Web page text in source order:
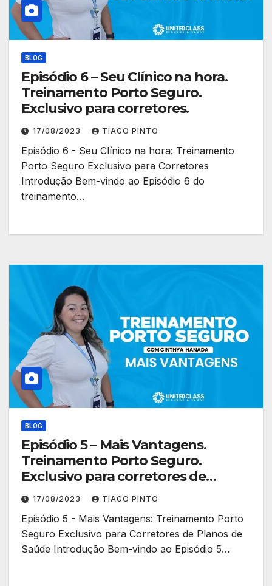
BLOG
Episódio 6 – Seu Clínico na hora.
Treinamento Porto Seguro.
Exclusivo para corretores.
17/08/2023 TIAGO PINTO
Episódio 6 - Seu Clínico na hora: Treinamento
Porto Seguro Exclusivo para Corretores
Introdução Bem-vindo ao Episódio 6 do
treinamento…
BLOG
Episódio 5 – Mais Vantagens.
Treinamento Porto Seguro.
Exclusivo para corretores de
planos de saúde.
17/08/2023 TIAGO PINTO
Episódio 5 - Mais Vantagens: Treinamento Porto
Seguro Exclusivo para Corretores de Planos de
Saúde Introdução Bem-vindo ao Episódio 5…